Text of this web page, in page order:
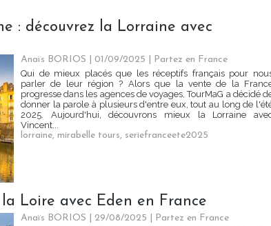
: découvrez la Lorraine avec
Anaïs BORIOS | 01/09/2025
Partez en France
Qui de mieux placés que les réceptifs français pour
parler de leur région ? Alors que la vente de la
progresse dans les agences de voyages, TourMaG a décidé
donner la parole à plusieurs d'entre eux, tout au long de
2025. Aujourd'hui, découvrons mieux la Lorraine
Vincent...
lorraine, mirabelle tours, seriefranceete2025
Loire avec Eden en France
Anaïs BORIOS | 29/08/2025
Partez en France